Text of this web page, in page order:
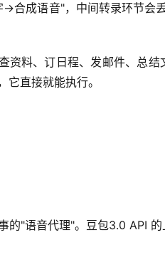
成语音"，中间转录环节会
资料、订日程、发邮件、总
直接就能执行。
"语音代理"。豆包3.0 API